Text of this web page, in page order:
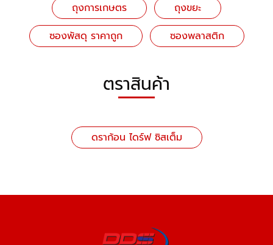
ถุงการเกษตร
ถุงขยะ
ซองพัสดุ ราคาถูก
ซองพลาสติก
ตราสินค้า
ดราก้อน ไดร์ฟ ซิสเต็ม